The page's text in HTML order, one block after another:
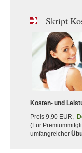
Skript
Kosten- und
Preis 9,90 EUR,
(Für
umfangreicher